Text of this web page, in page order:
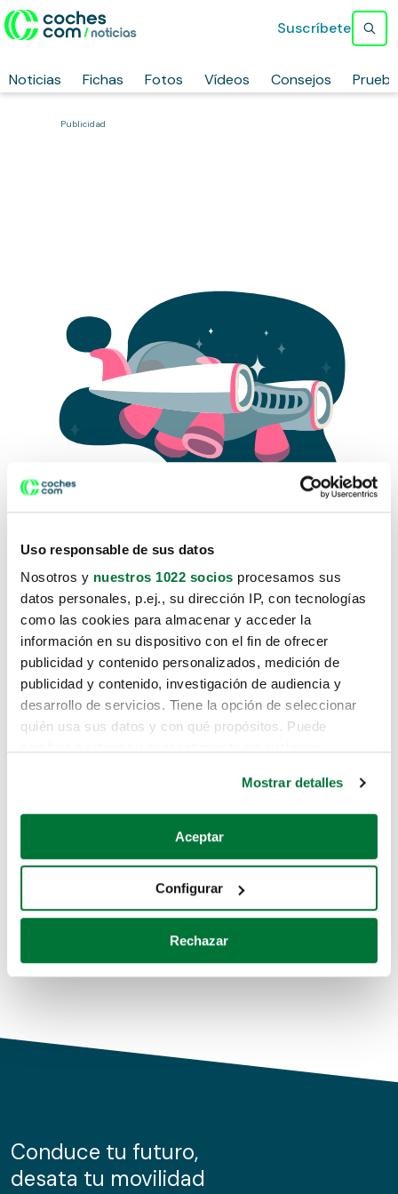
Uso responsable de sus datos
Nosotros y nuestros 1022 socios procesamos sus
datos personales, p.ej., su dirección IP, con tecnologías
como las cookies para almacenar y acceder la
información en su dispositivo con el fin de ofrecer
publicidad y contenido personalizados, medición de
publicidad y contenido, investigación de audiencia y
desarrollo de servicios. Tiene la opción de seleccionar
quién usa sus datos y con qué propósitos. Puede
Si lo permite, también quisiéramos:
Recopilar información sobre su ubicación geográfica
Identificar su dispositivo analizándolo activamente
para buscar características específicas (huellas
Obtenga más información sobre cómo se procesan sus
de cookies.
información sobre el uso que haga del sitio web con
nuestros partners de redes sociales, publicidad y análisis
Mostrar detalles
Aceptar
Configurar
Rechazar
Noticias Fichas Fotos Vídeos Consejos
Suscríbete
Publicidad
Lo sentimos, no sabemos como
te hemos traido hasta aquí.
Pero puedes encontrar el coche que estás
buscando en alguno de estos enlaces:
Coches de segunda mano
Coches de km0
Conduce tu futuro,
desata tu movilidad